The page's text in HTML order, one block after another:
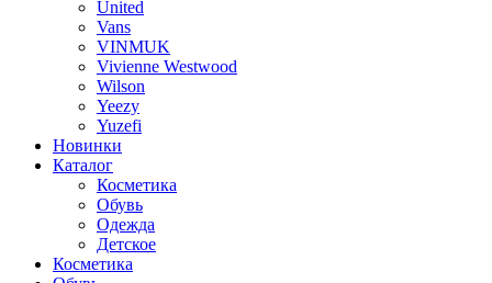
United
Vans
VINMUK
Vivienne Westwood
Wilson
Yeezy
Yuzefi
Новинки
Каталог
Косметика
Обувь
Одежда
Детское
Косметика